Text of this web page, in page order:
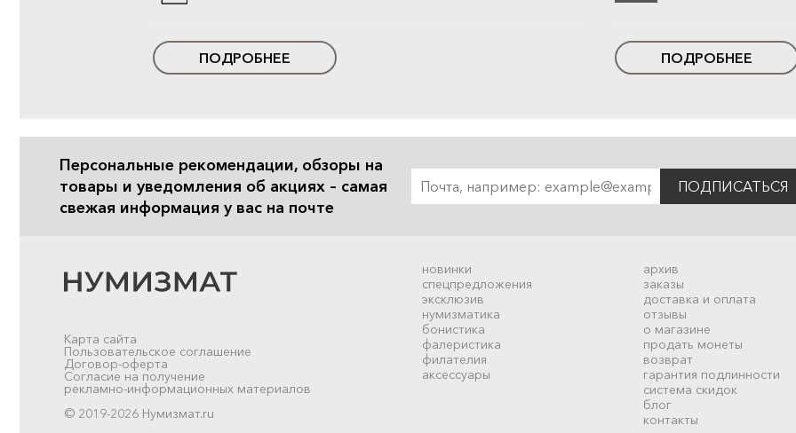
ПОДРОБНЕЕ ПОДРОБНЕЕ
Персональные рекомендации, обзоры на
товары и уведомления об акциях – самая
свежая информация у вас на почте
ПОДПИСАТЬСЯ
новинки
спецпредложения
эксклюзив
нумизматика
бонистика
фалеристика
филателия
аксессуары
архив
заказы
доставка и оплата
отзывы
о магазине
продать монеты
возврат
гарантия подлинности
система скидок
блог
контакты
Карта сайта
Пользовательское соглашение
Договор-оферта
Согласие на получение
рекламно-информационных материалов
© 2019-2026 Нумизмат.ru